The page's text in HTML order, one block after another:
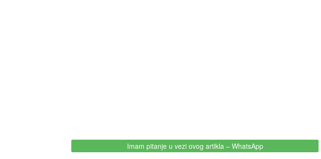
Imam pitanje u vezi ovog artikla – WhatsApp